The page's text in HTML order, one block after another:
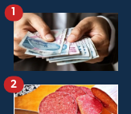
1
2